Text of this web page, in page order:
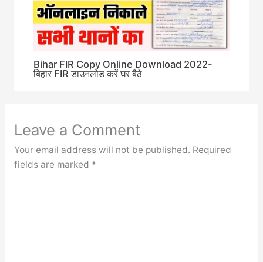
Bihar FIR Copy Online Download 2022-
बिहार FIR डाउनलोड करें घर बैठे
Leave a Comment
Your email address will not be published. Required
fields are marked *